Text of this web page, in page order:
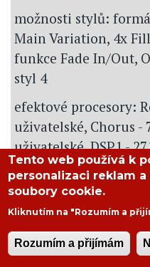
možnosti stylů:
Main Variation, 4x
funkce Fade In/Out,
styl 4
efektové procesory:
uživatelské, Chorus -
uživatelské, DSP1 -
uživatelské, DSP 2 až
uživatelských, Master
EQ - 28 partů
rozšiřitelnost:
Tento web používá k
personalizaci reklam
soubory cookie.
Kliknutím na "Rozumím a
Rozumím a přijímám